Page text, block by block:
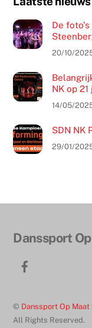
De
20/10/
NK op
14/05/
SDN NK
29/01/
Danssport
© Danssport Op Maat
All Rights Reserved.